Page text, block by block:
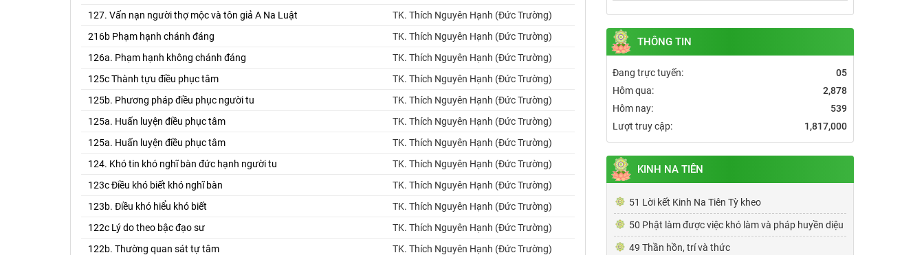
127. Vấn nạn người thợ mộc và tôn giả A Na Luật
TK. Thích Nguyên Hạnh (Đức Trường)
216b Phạm hạnh chánh đáng
TK. Thích Nguyên Hạnh (Đức Trường)
126a. Phạm hạnh không chánh đáng
TK. Thích Nguyên Hạnh (Đức Trường)
125c Thành tựu điều phục tâm
TK. Thích Nguyên Hạnh (Đức Trường)
125b. Phương pháp điều phục người tu
TK. Thích Nguyên Hạnh (Đức Trường)
125a. Huấn luyện điều phục tâm
TK. Thích Nguyên Hạnh (Đức Trường)
125a. Huấn luyện điều phục tâm
TK. Thích Nguyên Hạnh (Đức Trường)
124. Khó tin khó nghĩ bàn đức hạnh người tu
TK. Thích Nguyên Hạnh (Đức Trường)
123c Điều khó biết khó nghĩ bàn
TK. Thích Nguyên Hạnh (Đức Trường)
123b. Điều khó hiểu khó biết
TK. Thích Nguyên Hạnh (Đức Trường)
122c Lý do theo bậc đạo sư
TK. Thích Nguyên Hạnh (Đức Trường)
122b. Thường quan sát tự tâm
TK. Thích Nguyên Hạnh (Đức Trường)
THÔNG TIN
Đang trực tuyến:
05
Hôm qua:
2,878
Hôm nay:
539
Lượt truy cập:
1,817,000
KINH NA TIÊN
51 Lời kết Kinh Na Tiên Tỳ kheo
50 Phật làm được việc khó làm và pháp huyền diệu
49 Thần hồn, trí và thức